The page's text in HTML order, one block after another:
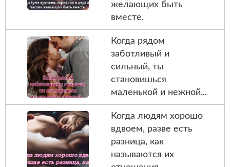
желающих быть
вместе.
Когда рядом
заботливый и
сильный, ты
становишься
маленькой и нежной...
Когда людям хорошо
вдвоем, разве есть
разница, как
называются их